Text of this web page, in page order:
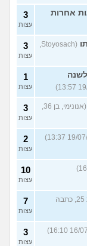
אחרות 3
עצות
(Stoyosach,
3
עצות
1
עצות
(אנונימי, בן 36,
3
עצות
2
עצות
10
עצות
(נהגת לחוצה, בת 25, כתבה
7
עצות
3
עצות